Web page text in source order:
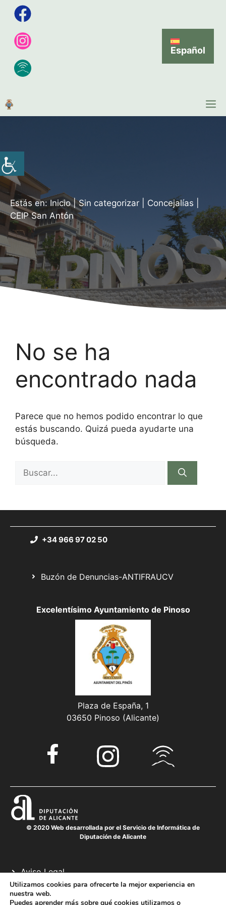
Español
Estás en: Inicio|Sin categorizar Concejalías
CEIP San Antón
No se ha
encontrado nada
Parece que no hemos podido encontrar lo que
estás buscando. Quizá pueda ayudarte una
búsqueda.
+34 966 97 02 50
Buzón de Denuncias-ANTIFRAUCV
Excelentísimo Ayuntamiento de Pinoso
Plaza de España, 1
03650 Pinoso (Alicante)
© 2020 Web desarrollada por el Servicio de Informática de
Diputación de Alicante
Aviso Legal
Política de cookies
Política de privacidad
Utilizamos cookies para ofrecerte la mejor experiencia en
nuestra web.
Puedes aprender más sobre qué cookies utilizamos o